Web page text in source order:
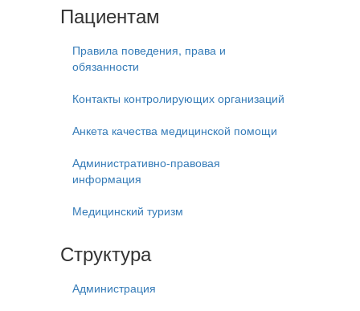
Пациентам
Правила поведения, права и
обязанности
Контакты контролирующих организаций
Анкета качества медицинской помощи
Административно-правовая
информация
Медицинский туризм
Структура
Администрация